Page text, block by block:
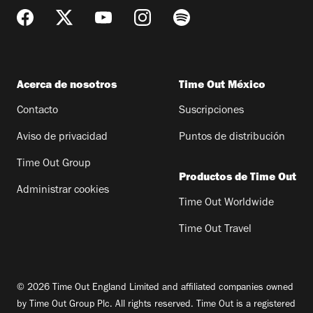
Acerca de nosotros
Contacto
Aviso de privacidad
Time Out Group
Administrar cookies
Time Out México
Suscripciones
Puntos de distribución
Productos de Time Out
Time Out Worldwide
Time Out Travel
© 2026 Time Out England Limited and affiliated companies owned
by Time Out Group Plc. All rights reserved. Time Out is a registered